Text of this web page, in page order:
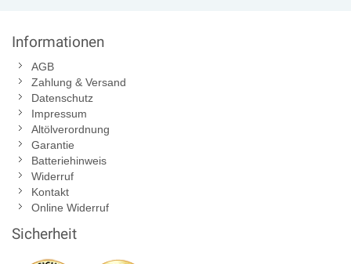
Informationen
AGB
Zahlung & Versand
Datenschutz
Impressum
Altölverordnung
Garantie
Batteriehinweis
Widerruf
Kontakt
Online Widerruf
Sicherheit